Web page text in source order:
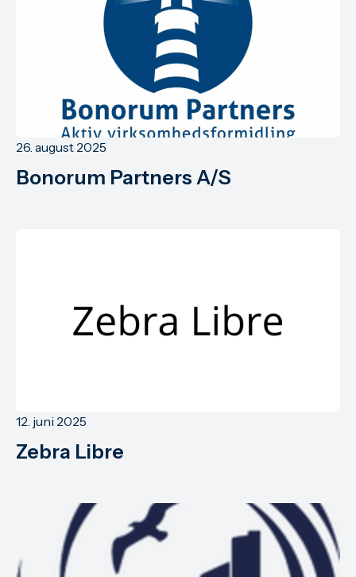
Bonorum Partners A/S
26. august 2025
Zebra Libre
12. juni 2025